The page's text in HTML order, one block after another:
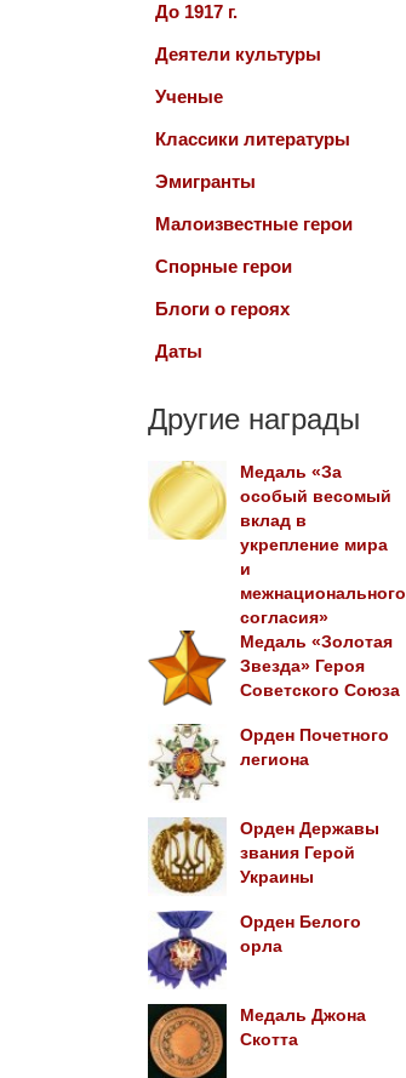
До 1917 г.
Деятели культуры
Ученые
Классики литературы
Эмигранты
Малоизвестные герои
Спорные герои
Блоги о героях
Даты
Другие награды
Медаль «За
особый весомый
вклад в
укрепление мира
и
межнационального
согласия»
Медаль «Золотая
Звезда» Героя
Советского Союза
Орден Почетного
легиона
Орден Державы
звания Герой
Украины
Орден Белого
орла
Медаль Джона
Скотта